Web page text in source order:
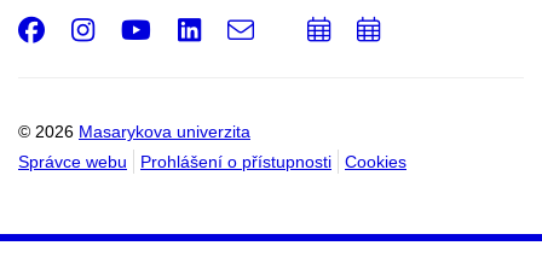
© 2026 Masarykova univerzita
Správce webu
Prohlášení o přístupnosti Cookies
Facebook
Instagram
Youtube
LinkedIn
e-
PřidatPřidat